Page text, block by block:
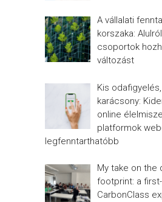
A vállalati
korszaka:
csoportok
változást
Kis
karácsony:
online
platformok
legfenntarthatóbb
My take on the
footprint: a
CarbonClass